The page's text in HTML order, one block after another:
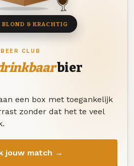
CLUB
bier
een box met toegankelijk
zonder dat het te veel
jouw match →
BLOND & KRACHTIG